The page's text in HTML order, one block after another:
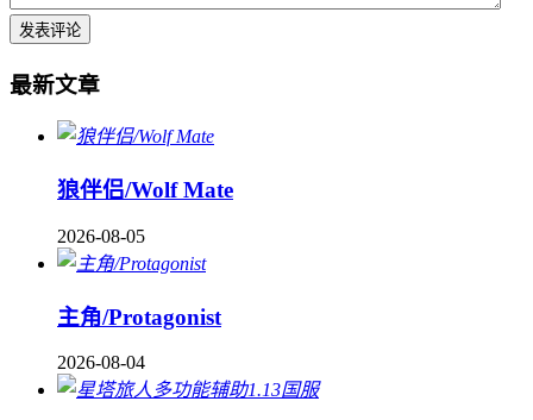
最新文章
狼伴侣/Wolf Mate
2026-08-05
主角/Protagonist
2026-08-04